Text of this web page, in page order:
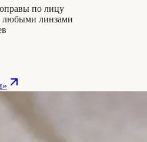
по лицу
любыми линзами
»